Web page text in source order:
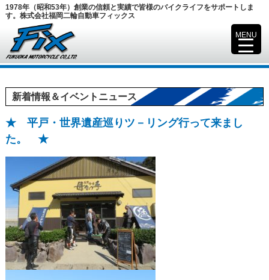
1978年（昭和53年）創業の信頼と実績で皆様のバイクライフをサポートしま
す。株式会社福岡二輪自動車フィックス
新着情報＆イベントニュース
★ 平戸・世界遺産巡りツ－リング行って来まし
た。 ★
MENU
▼